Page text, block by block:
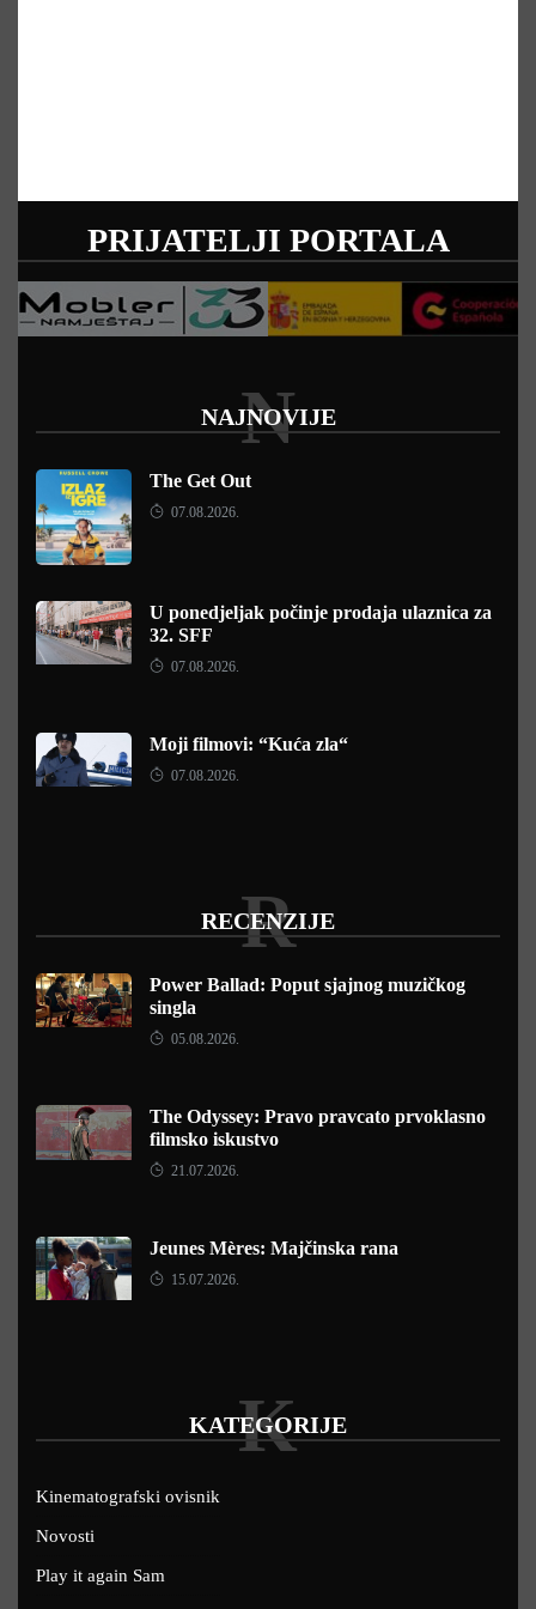
PRIJATELJI PORTALA
NAJNOVIJE
N
The Get Out
07.08.2026.
U ponedjeljak počinje prodaja ulaznica za
32. SFF
07.08.2026.
Moji filmovi: “Kuća zla“
07.08.2026.
RECENZIJE
R
Power Ballad: Poput sjajnog muzičkog
singla
05.08.2026.
The Odyssey: Pravo pravcato prvoklasno
filmsko iskustvo
21.07.2026.
Jeunes Mères: Majčinska rana
15.07.2026.
KATEGORIJE
K
Kinematografski ovisnik
Novosti
Play it again Sam